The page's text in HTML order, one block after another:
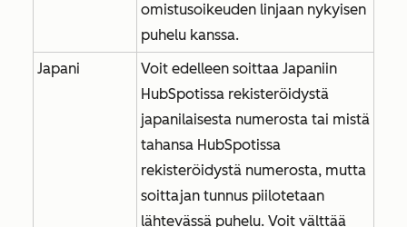
omistusoikeuden linjaan nykyisen
puhelu kanssa.
Japani
Voit edelleen soittaa Japaniin
HubSpotissa rekisteröidystä
japanilaisesta numerosta tai mistä
tahansa HubSpotissa
rekisteröidystä numerosta, mutta
soittajan tunnus piilotetaan
lähtevässä puhelu. Voit välttää